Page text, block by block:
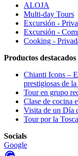
ALOJA
Multi-day Tours
Excursión -
Excursión -
Cooking -
Productos destacados
Chianti Icons –
prestigiosas de
Tour en grupo
Clase de cocina
Visita de un Día
Tour por la
Socials
Google